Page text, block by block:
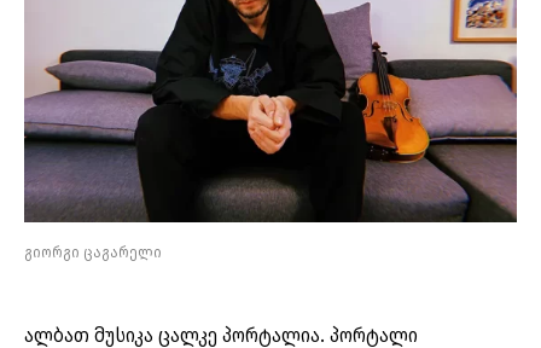
გიორგი ცაგარელი
ალბათ მუსიკა ცალკე პორტალია. პორტალი